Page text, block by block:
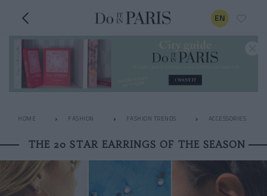
EN
HOME FASHION FASHION TRENDS ACCESSORIES
THE 20 STAR EARRINGS OF THE SEASON